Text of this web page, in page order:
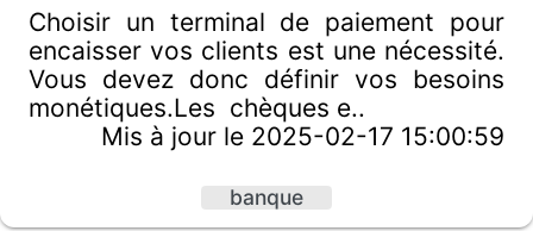
Choisir un terminal de paiement pour
encaisser vos clients est une nécessité.
Vous devez donc définir vos besoins
monétiques.Les chèques e..
Mis à jour le 2025-02-17 15:00:59
banque